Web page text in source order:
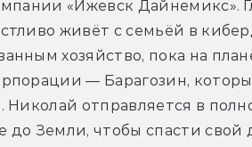
«Ижевск Дайнемикс».
живёт с семьёй в
хозяйство, пока на
— Барагозин,
Николай отправляется в
до Земли, чтобы спасти свой